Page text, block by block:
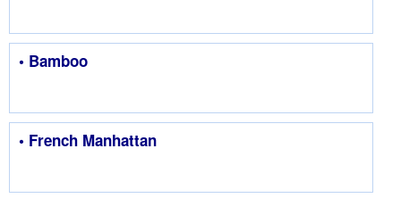
• Bamboo
• French Manhattan